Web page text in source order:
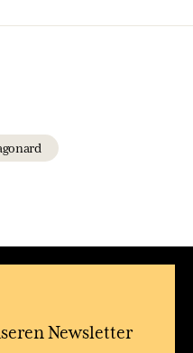
Newsletter